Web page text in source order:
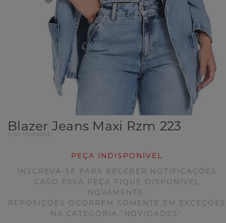
Blazer Jeans Maxi Rzm 223
(Cód. 03480003
PEÇA INDISPONÍVEL
INSCREVA-SE PARA RECEBER NOTIFICAÇÕES
CASO ESSA PEÇA FIQUE DISPONÍVEL
NOVAMENTE.
REPOSIÇÕES OCORREM SOMENTE EM EXCEÇÕES
NA CATEGORIA "NOVIDADES".